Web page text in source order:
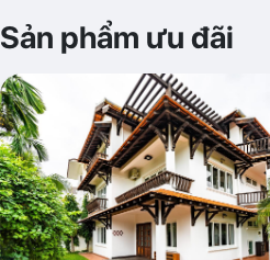
Sản phẩm ưu đãi